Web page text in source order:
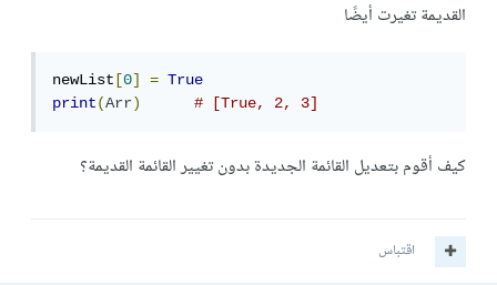
القديمة تغيرت أيضًا
newList [0] =
True
print(Arr) # [True, 2, 3]
كيف أقوم بتعديل القائمة الجديدة بدون تغيير القائمة القديمة؟
اقتباس